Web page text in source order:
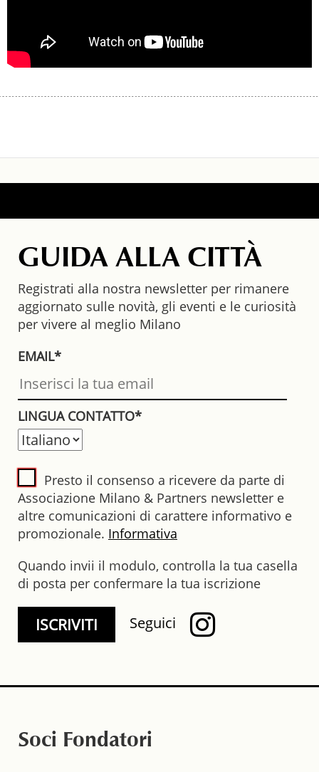
GUIDA ALLA CITTÀ
Registrati alla nostra newsletter per rimanere
aggiornato sulle novità, gli eventi e le curiosità
per vivere al meglio Milano
EMAIL*
LINGUA CONTATTO*
Presto il consenso a ricevere da parte di
Associazione Milano & Partners newsletter e
altre comunicazioni di carattere informativo e
promozionale. Informativa
Quando invii il modulo, controlla la tua casella
di posta per confermare la tua iscrizione
Seguici
Soci Fondatori